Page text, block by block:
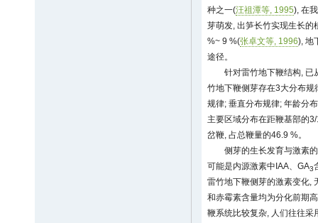
种之一(汪祖潭等, 1995), 在
芽萌发, 出笋长竹实现生长
%~ 9 %(张卓文等, 1996), 地
途径。
针对雷竹地下鞭结构, 已
竹地下鞭侧芽存在3大分布规
规律; 垂直分布规律; 年龄分
主要区域分布在距鞭基部的
岔鞭, 占总鞭量的46.9 %。
侧芽的生长发育与激素
可能是内源激素中IAA、GA3
雷竹地下鞭侧芽的激素变化,
和赤霉素含量均为分化前期
鞭系统比较复杂, 人们往往采